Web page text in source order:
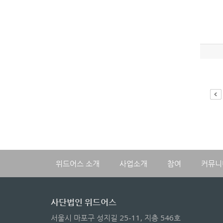
위드어스 소개 사업소개 참여 커뮤
사단법인 위드어스
서울시 마포구 성지길 25-11, 지층 546호